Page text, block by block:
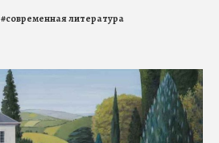
#современная литература